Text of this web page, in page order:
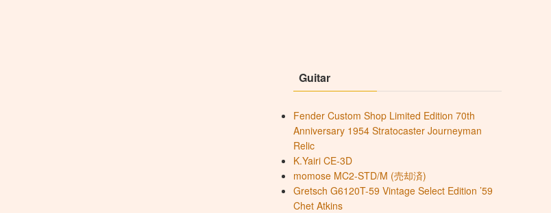
Guitar
Fender Custom Shop Limited Edition 70th
Anniversary 1954 Stratocaster Journeyman
Relic
K.Yairi CE-3D
momose MC2-STD/M (売却済)
Gretsch G6120T-59 Vintage Select Edition ’59
Chet Atkins